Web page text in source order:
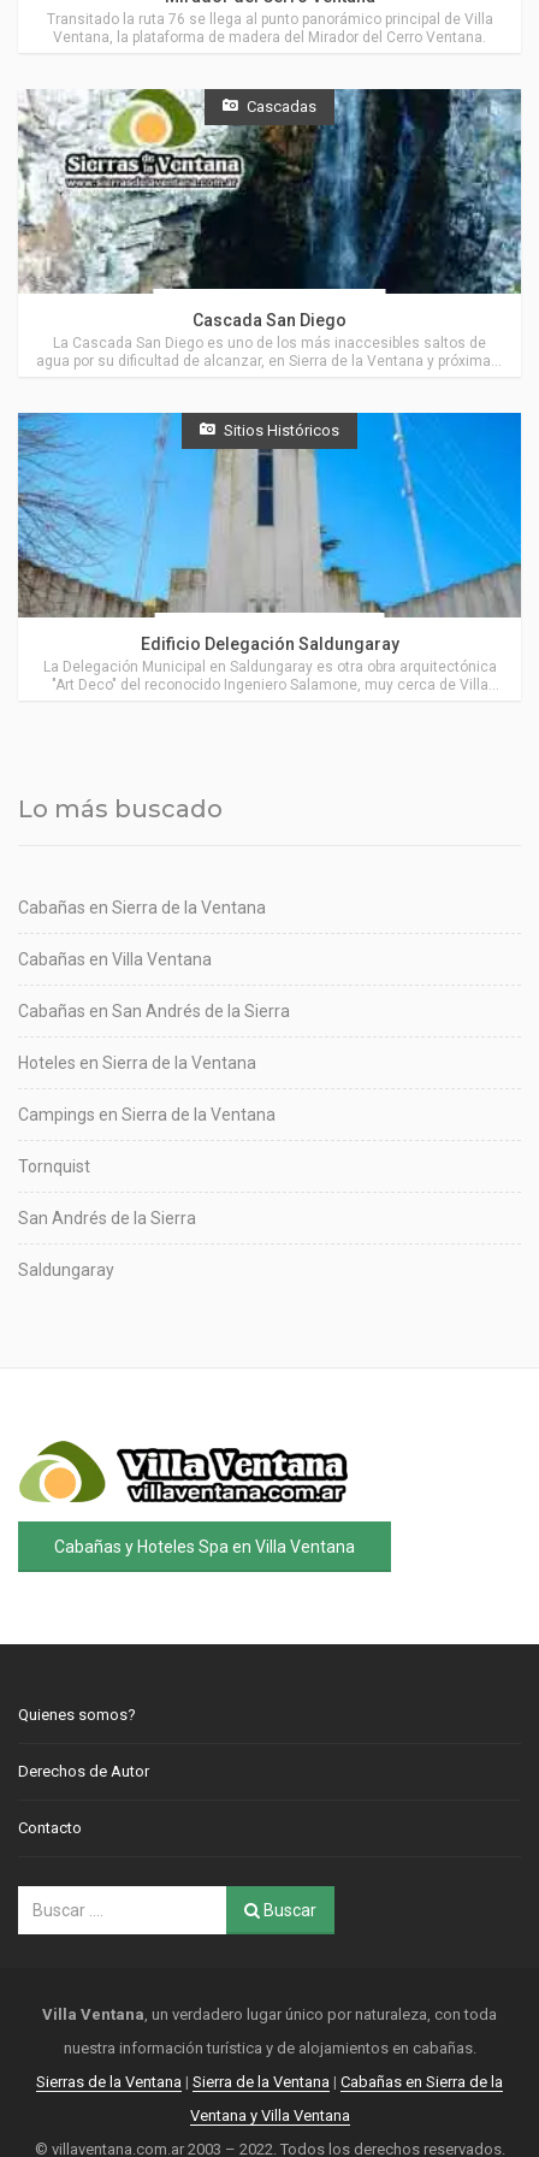
Transitado la ruta 76 se llega al punto panorámico principal de Villa
Ventana, la plataforma de madera del Mirador del Cerro Ventana.
Cascadas
Cascada San Diego
La Cascada San Diego es uno de los más inaccesibles saltos de
agua por su dificultad de alcanzar, en Sierra de la Ventana y próxima a
Sitios Históricos
Edificio Delegación Saldungaray
La Delegación Municipal en Saldungaray es otra obra arquitectónica
"Art Deco" del reconocido Ingeniero Salamone, muy cerca de Villa
Lo más buscado
Cabañas en Sierra de la Ventana
Cabañas en Villa Ventana
Cabañas en San Andrés de la Sierra
Hoteles en Sierra de la Ventana
Campings en Sierra de la Ventana
Tornquist
San Andrés de la Sierra
Saldungaray
Cabañas y Hoteles Spa en Villa Ventana
Quienes somos?
Derechos de Autor
Contacto
Buscar
Villa Ventana, un verdadero lugar único por naturaleza, con toda
nuestra información turística y de alojamientos en cabañas.
Sierras de la Ventana | Sierra de la Ventana | Cabañas en Sierra de la
Ventana y Villa Ventana
© villaventana.com.ar 2003 – 2022. Todos los derechos reservados.